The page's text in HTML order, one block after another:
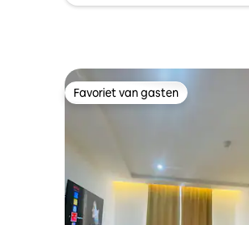
Favoriet van gasten
Favoriet van gasten